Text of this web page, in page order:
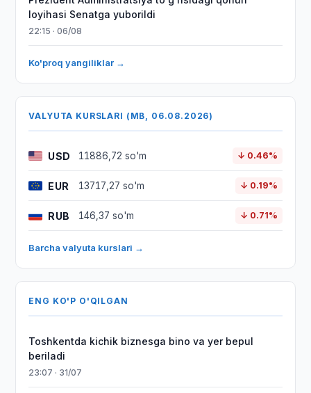
loyihasi Senatga yuborildi
22:15 · 06/08
Ko'proq yangiliklar →
VALYUTA KURSLARI (MB, 06.08.2026)
USD 11886,72 so'm ↓ 0.46%
EUR 13717,27 so'm ↓ 0.19%
RUB 146,37 so'm ↓ 0.71%
Barcha valyuta kurslari →
ENG KO'P O'QILGAN
Toshkentda kichik biznesga bino va yer bepul
beriladi
23:07 · 31/07